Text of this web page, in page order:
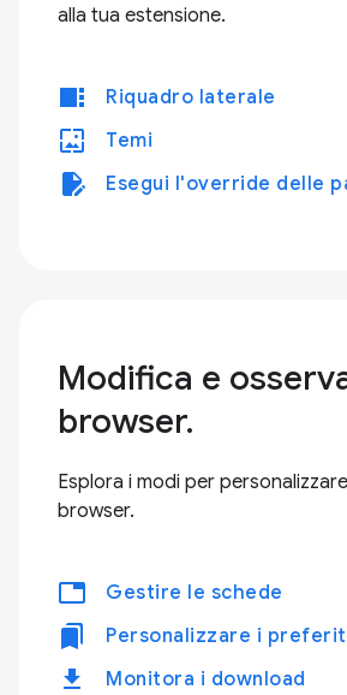
alla tua estensione.
view_sidebar Riquadro laterale
wallpaper Temi
edit_document Esegui l'override delle
Modifica e
browser.
Esplora i modi per
browser.
tabsGestire le schede
bookmarks Personalizzare i
download Monitora i download